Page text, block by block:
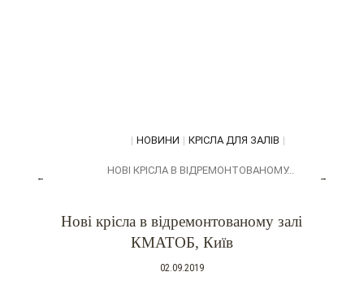
| НОВИНИ | КРІСЛА ДЛЯ ЗАЛІВ |
НОВІ КРІСЛА В ВІДРЕМОНТОВАНОМУ...
Нові крісла в відремонтованому залі
КМАТОБ, Київ
02.09.2019
← →